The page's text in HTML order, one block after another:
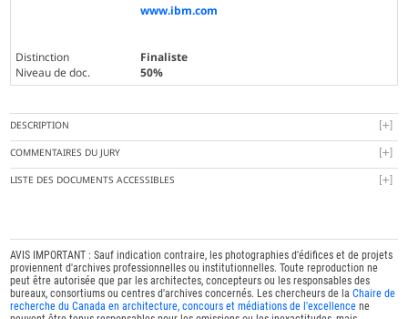
www.ibm.com
Distinction
Finaliste
Niveau de doc.
50%
DESCRIPTION
COMMENTAIRES DU JURY
LISTE DES DOCUMENTS ACCESSIBLES
AVIS IMPORTANT : Sauf indication contraire, les photographies d'édifices et de projets
proviennent d'archives professionnelles ou institutionnelles. Toute reproduction ne
peut être autorisée que par les architectes, concepteurs ou les responsables des
bureaux, consortiums ou centres d'archives concernés. Les chercheurs de laChaire de
recherche du Canada en architecture, concours et médiations de l'excellence ne